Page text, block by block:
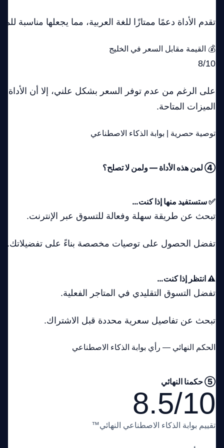
تقدم الأداة دعمًا ممتازًا للغة العربية، مما يجعلها مناسبة
💰 القيمة مقابل السعر في الخليج
8/10
على الرغم من عدم توفر السعر بشكل علني، إلا أن الأداة
الميزات المتاحة.
توصية حصرية | بوابة الذكاء الاصطناعي
④ لمن هذه الأداة — ولمن لا تصلح؟
✅ ستستفيد منها إذا كنت…
تبحث عن طريقة سهلة وفعالة للتسوق عبر الإنترنت.
تفضل الحصول على توصيات مخصصة بناءً على تفضيلاتك.
⚠️ انتظر إذا كنت…
تفضل التسوق التقليدي في المتاجر الفعلية.
تبحث عن تفاصيل سعرية محددة قبل الاشتراك.
الحكم النهائي — رأي بوابة الذكاء الاصطناعي
⑤ حكمنا النهائي
8.5/10
تقييم بوابة الذكاء الاصطناعي النهائي™